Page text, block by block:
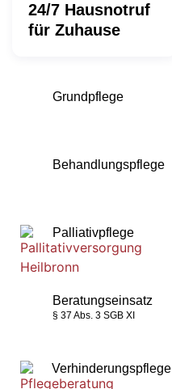
24/7 Hausnotruf
für Zuhause
Grundpflege
Behandlungspflege
Palliativpflege
Beratungseinsatz
§ 37 Abs. 3 SGB XI
Verhinderungspflege